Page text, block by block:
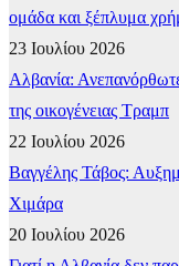
ομάδα και ξέπλυμα
23 Ιουλίου 2026
Αλβανία:
της οικογένειας Τραμπ
22 Ιουλίου 2026
Βαγγέλης Τάβος:
Χιμάρα
20 Ιουλίου 2026